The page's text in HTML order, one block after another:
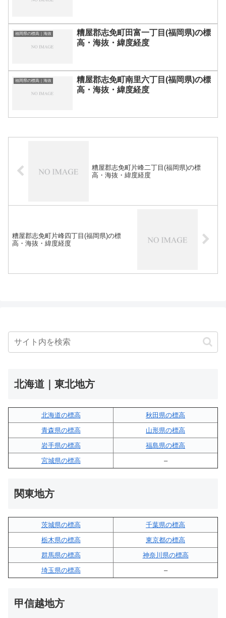
福岡県の標高｜海抜
糟屋郡志免町田富一丁目(福岡県)の標
高・海抜・緯度経度
福岡県の標高｜海抜
糟屋郡志免町南里六丁目(福岡県)の標
高・海抜・緯度経度
糟屋郡志免町片峰二丁目(福岡県)の標
高・海抜・緯度経度
糟屋郡志免町片峰四丁目(福岡県)の標
高・海抜・緯度経度
北海道｜東北地方
北海道の標高
秋田県の標高
青森県の標高
山形県の標高
岩手県の標高
福島県の標高
宮城県の標高
–
関東地方
茨城県の標高
千葉県の標高
栃木県の標高
東京都の標高
群馬県の標高
神奈川県の標高
埼玉県の標高
–
甲信越地方